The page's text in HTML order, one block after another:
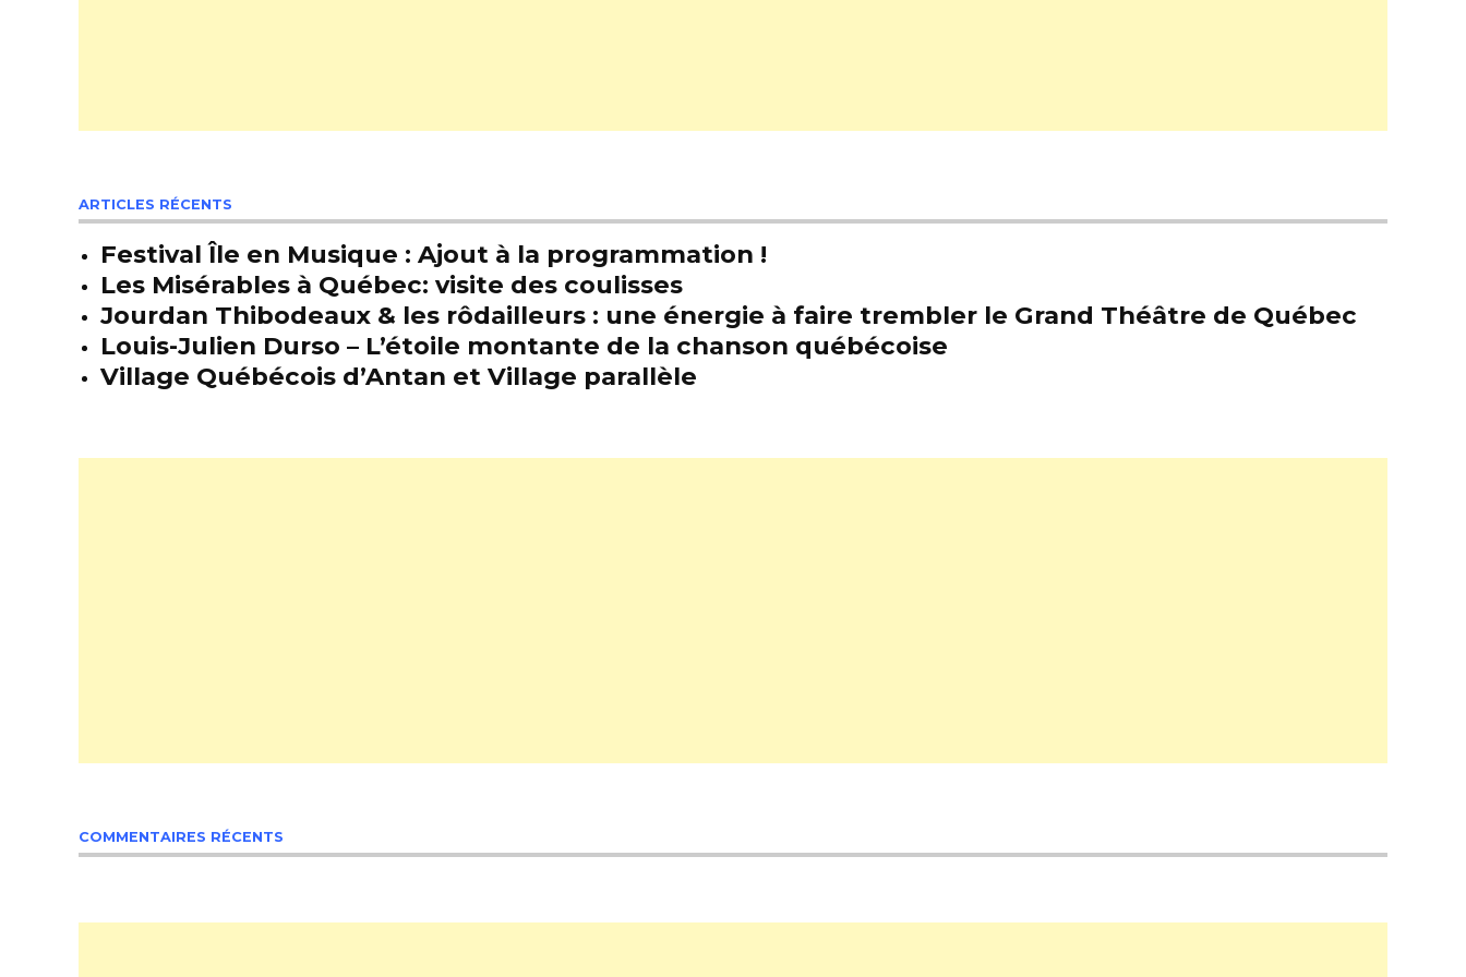
ARTICLES RÉCENTS
Festival Île en Musique : Ajout à la programmation !
Les Misérables à Québec: visite des coulisses
Jourdan Thibodeaux & les rôdailleurs : une énergie à faire trembler le Grand Théâtre de Québec
Louis-Julien Durso – L’étoile montante de la chanson québécoise
Village Québécois d’Antan et Village parallèle
COMMENTAIRES RÉCENTS